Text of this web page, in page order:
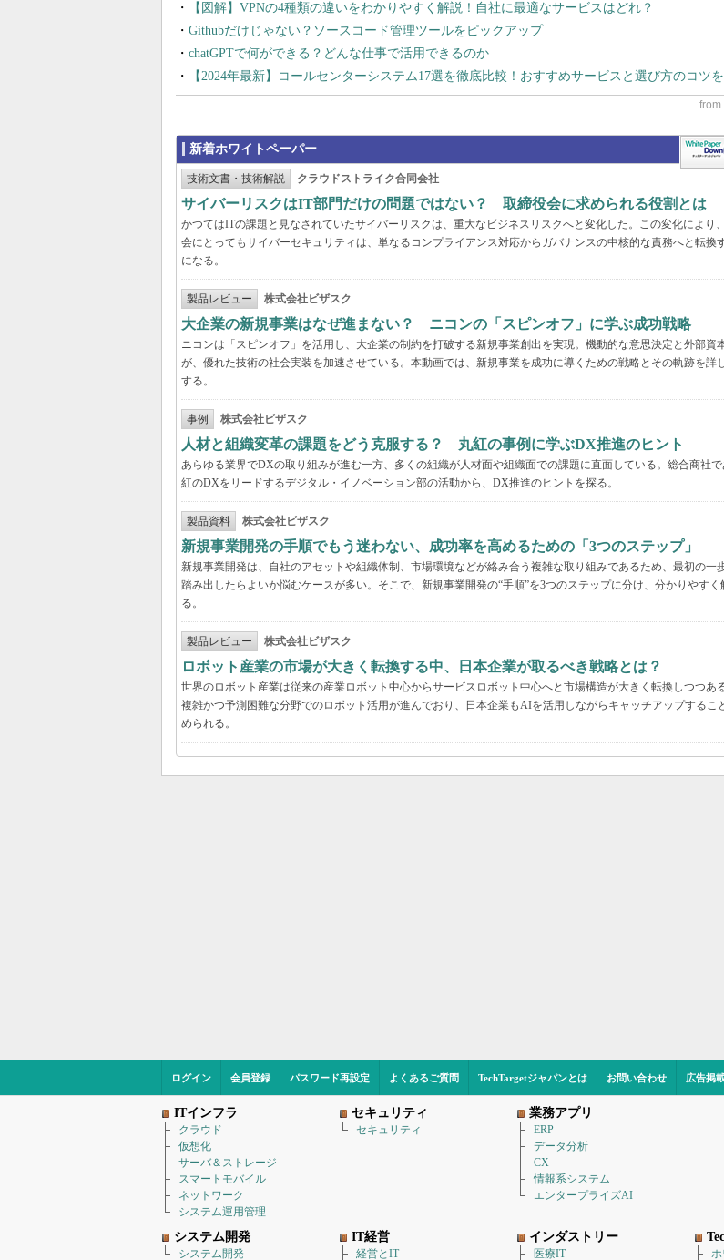
【図解】VPNの4種類の違いをわかりやすく解説！自社に最適なサービスはどれ？
Githubだけじゃない？ソースコード管理ツールをピックアップ
chatGPTで何ができる？どんな仕事で活用できるのか
【2024年最新】コールセンターシステム17選を徹底比較！おすすめサービスと選び方のコツ
新着ホワイトペーパー
技術文書・技術解説 クラウドストライク合同会社
サイバーリスクはIT部門だけの問題ではない？ 取締役会に求められる役割とは
かつてはITの課題と見なされていたサイバーリスクは、重大なビジネスリスクへと変化した。この変化により
会にとってもサイバーセキュリティは、単なるコンプライアンス対応からガバナンスの中核的な責務へと転換
になる。
製品レビュー 株式会社ビザスク
大企業の新規事業はなぜ進まない？ ニコンの「スピンオフ」に学ぶ成功戦略
ニコンは「スピンオフ」を活用し、大企業の制約を打破する新規事業創出を実現。機動的な意思決定と外部資
が、優れた技術の社会実装を加速させている。本動画では、新規事業を成功に導くための戦略とその軌跡を詳
する。
事例 株式会社ビザスク
人材と組織変革の課題をどう克服する？ 丸紅の事例に学ぶDX推進のヒント
あらゆる業界でDXの取り組みが進む一方、多くの組織が人材面や組織面での課題に直面している。総合商社
紅のDXをリードするデジタル・イノベーション部の活動から、DX推進のヒントを探る。
製品資料 株式会社ビザスク
新規事業開発の手順でもう迷わない、成功率を高めるための「3つのステップ」
新規事業開発は、自社のアセットや組織体制、市場環境などが絡み合う複雑な取り組みであるため、最初の一
踏み出したらよいか悩むケースが多い。そこで、新規事業開発の“手順”を3つのステップに分け、分かりやすく
る。
製品レビュー 株式会社ビザスク
ロボット産業の市場が大きく転換する中、日本企業が取るべき戦略とは？
世界のロボット産業は従来の産業ロボット中心からサービスロボット中心へと市場構造が大きく転換しつつあ
複雑かつ予測困難な分野でのロボット活用が進んでおり、日本企業もAIを活用しながらキャッチアップするこ
められる。
ログイン 会員登録 パスワード再設定 よくあるご質問 TechTargetジャパンとは お問い合わせ 広告掲
ITインフラ
クラウド
仮想化
サーバ＆ストレージ
スマートモバイル
ネットワーク
システム運用管理
セキュリティ
セキュリティ
業務アプリ
ERP
データ分析
CX
情報系システム
エンタープライズAI
システム開発
システム開発
IT経営
経営とIT
インダストリー
医療IT ホ